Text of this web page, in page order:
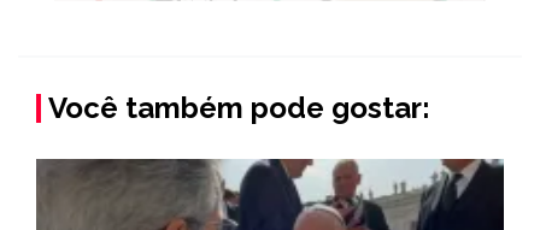
Você também pode gostar: